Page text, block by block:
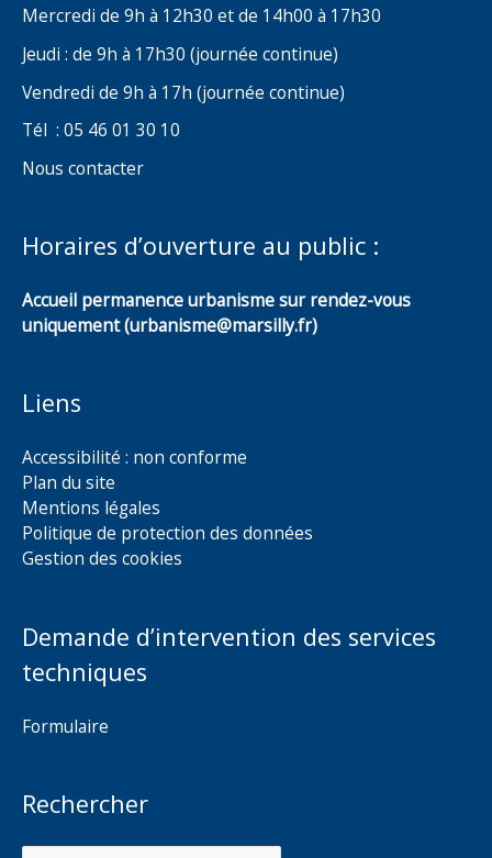
Mercredi de 9h à 12h30 et de 14h00 à 17h30
Jeudi : de 9h à 17h30 (journée continue)
Vendredi de 9h à 17h (journée continue)
Tél : 05 46 01 30 10
Nous contacter
Horaires d’ouverture au public :
Accueil permanence urbanisme sur rendez-vous
uniquement (urbanisme@marsilly.fr)
Liens
Accessibilité : non conforme
Plan du site
Mentions légales
Politique de protection des données
Gestion des cookies
Demande d’intervention des services
techniques
Formulaire
Rechercher